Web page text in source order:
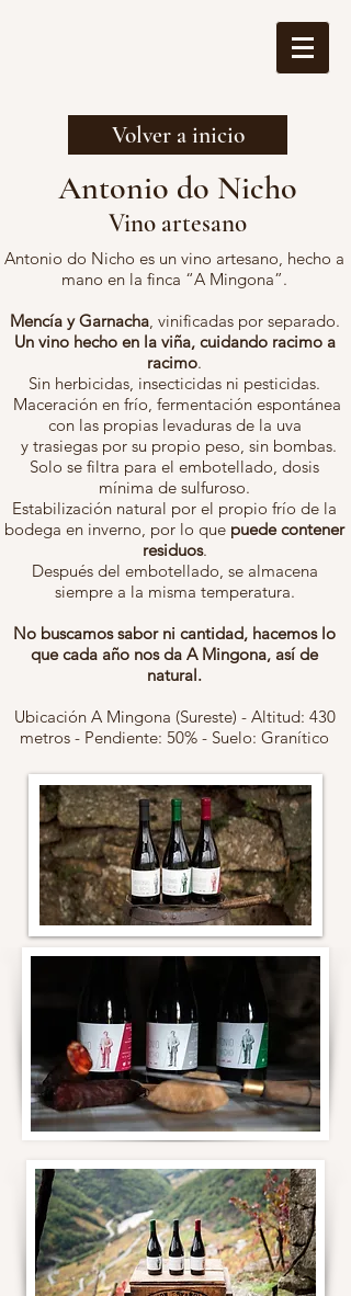
Volver a inicio
Antonio do Nicho
Vino artesano
Antonio do Nicho es un vino artesano, hecho a
mano en la finca “A Mingona”.
Mencía y Garnacha, vinificadas por separado.
Un vino hecho en la viña, cuidando racimo a
racimo.
Sin herbicidas, insecticidas ni pesticidas.
Maceración en frío, fermentación espontánea
con las propias levaduras de la uva
y trasiegas por su propio peso, sin bombas.
Solo se filtra para el embotellado, dosis
mínima de sulfuroso.
Estabilización natural por el propio frío de la
bodega en inverno, por lo que puede contener
residuos.
Después del embotellado, se almacena
siempre a la misma temperatura.
No buscamos sabor ni cantidad, hacemos lo
que cada año nos da A Mingona, así de
natural.
Ubicación A Mingona (Sureste) - Altitud: 430
metros - Pendiente: 50% - Suelo: Granítico